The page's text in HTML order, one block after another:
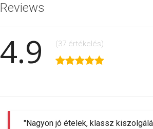
Reviews
4.9 (37 értékelés)
"Nagyon jó ételek, klassz